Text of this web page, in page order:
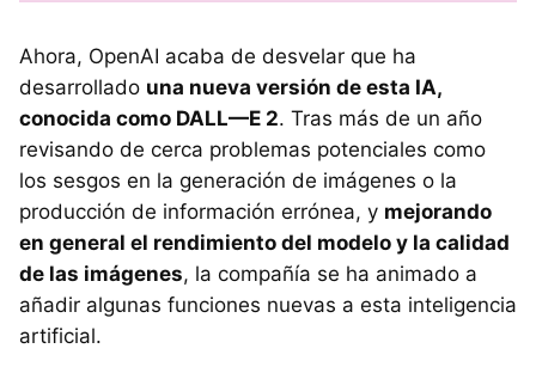
Ahora, OpenAI acaba de desvelar que ha
desarrollado una nueva versión de esta IA,
conocida como DALL—E 2. Tras más de un año
revisando de cerca problemas potenciales como
los sesgos en la generación de imágenes o la
producción de información errónea, y mejorando
en general el rendimiento del modelo y la calidad
de las imágenes, la compañía se ha animado a
añadir algunas funciones nuevas a esta inteligencia
artificial.